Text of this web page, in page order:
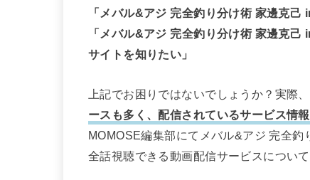
「メバル&アジ 完全釣り分け術 家邊克己
「メバル&アジ 完全釣り分け術 家邊克
サイトを知りたい」
上記でお困りではないでしょうか？実際
ースも多く、配信されているサービス情
MOMOSE編集部にてメバル&アジ 完全
全話視聴できる動画配信サービスについ